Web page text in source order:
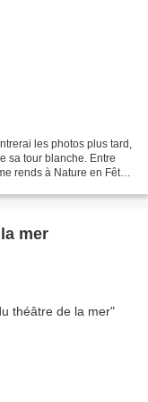
les photos plus tard,
sa tour blanche. Entre
rends à Nature en Fête.
mer